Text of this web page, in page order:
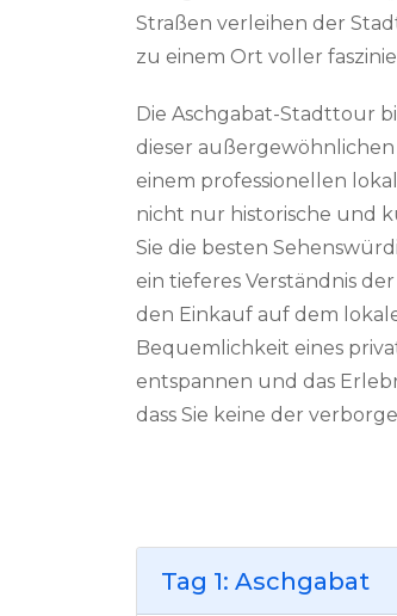
Straßen verleihen der
zu einem Ort voller
Die Aschgabat-Stadttour
dieser
einem professionellen
nicht nur historische und
Sie die besten
ein tieferes Verständnis
den Einkauf auf dem
Bequemlichkeit eines
entspannen und das
dass Sie keine der
Tag 1: Aschgabat